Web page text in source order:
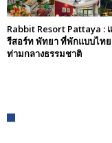
Rabbit Resort Pattaya :
รีสอร์ท พัทยา ที่พักแบบไทย
ท่ามกลางธรรมชาติ